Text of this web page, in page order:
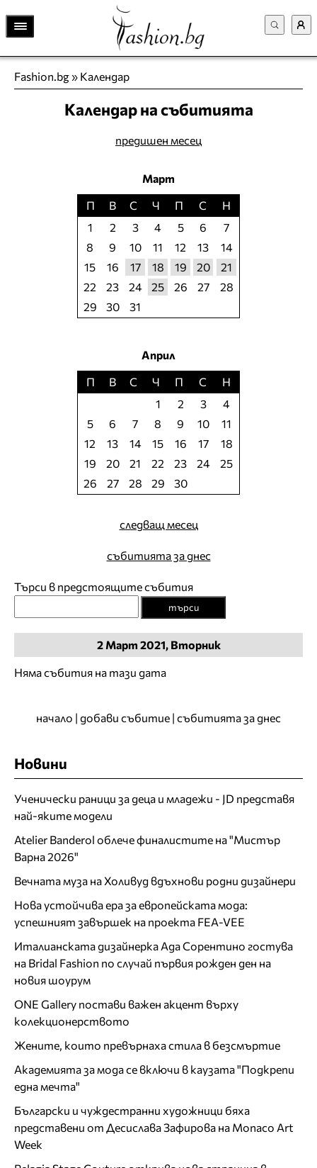
Fashion.bg» Календар
Календар на събитията
предишен месец
Март
П
В С Ч П С
Н
1
2 3 4 5 6
7
8
9 10 11 12 13
14
15
16 17 18 19 20
21
22
23 24 25 26 27
28
29
30 31
Април
П
В С Ч П С
Н
1
2 3
4
5
6 7 8 9 10
11
12
13 14 15 16 17
18
19
20 21 22 23 24
25
26
27 28 29 30
следващ месец
събитията за днес
Търси в предстоящите събития
търси
2 Март 2021, Вторник
Няма събития на тази дата
начало | добави събитие | събитията за днес
Новини
Ученически раници за деца и младежи - JD представя
най-яките модели
Atelier Banderol облече финалистите на "Мистър
Варна 2026"
Вечната муза на Холивуд вдъхнови родни дизайнери
Нова устойчива ера за европейската мода:
успешният завършек на проекта FEA-VEE
Италианската дизайнерка Ада Сорентино гостува
на Bridal Fashion по случай първия рожден ден на
новия шоурум
ONE Gallery постави важен акцент върху
колекционерството
Жените, които превърнаха стила в безсмъртие
Академията за мода се включи в каузата "Подкрепи
една мечта"
Български и чуждестранни художници бяха
представени от Десислава Зафирова на Monaco Art
Week